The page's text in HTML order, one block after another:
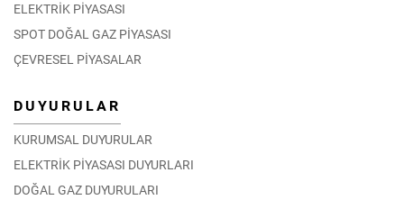
ELEKTRİK PİYASASI
SPOT DOĞAL GAZ PİYASASI
ÇEVRESEL PİYASALAR
DUYURULAR
KURUMSAL DUYURULAR
ELEKTRİK PİYASASI DUYURLARI
DOĞAL GAZ DUYURULARI